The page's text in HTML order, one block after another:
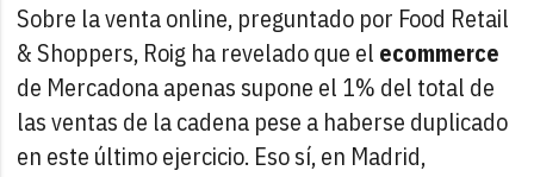
Sobre la venta online, preguntado por Food Retail
& Shoppers, Roig ha revelado que el ecommerce
de Mercadona apenas supone el 1% del total de
las ventas de la cadena pese a haberse duplicado
en este último ejercicio. Eso sí, en Madrid,